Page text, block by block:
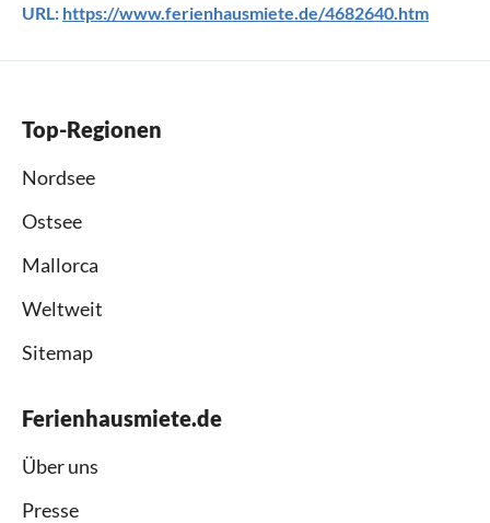
URL: https://www.ferienhausmiete.de/4682640.htm
Top-Regionen
Nordsee
Ostsee
Mallorca
Weltweit
Sitemap
Ferienhausmiete.de
Über uns
Presse